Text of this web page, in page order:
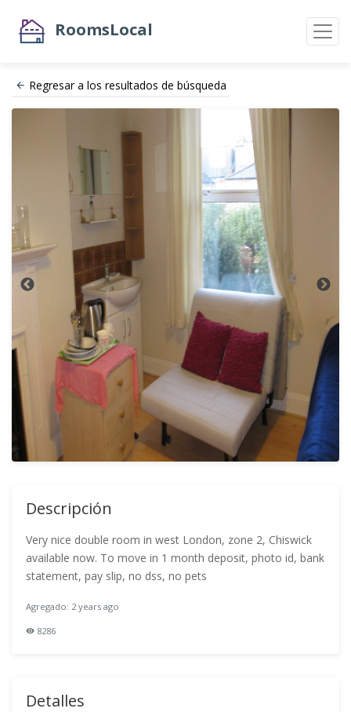
RoomsLocal
Regresar a los resultados de búsqueda
Descripción
Very nice double room in west London, zone 2, Chiswick
available now. To move in 1 month deposit, photo id, bank
statement, pay slip, no dss, no pets
Agregado: 2 years ago
8286
Detalles